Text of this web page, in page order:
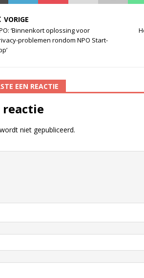
VORIGE
‘Binnenkort oplossing voor
problemen rondom NPO Start-
EEN REACTIE
reactie
niet gepubliceerd.